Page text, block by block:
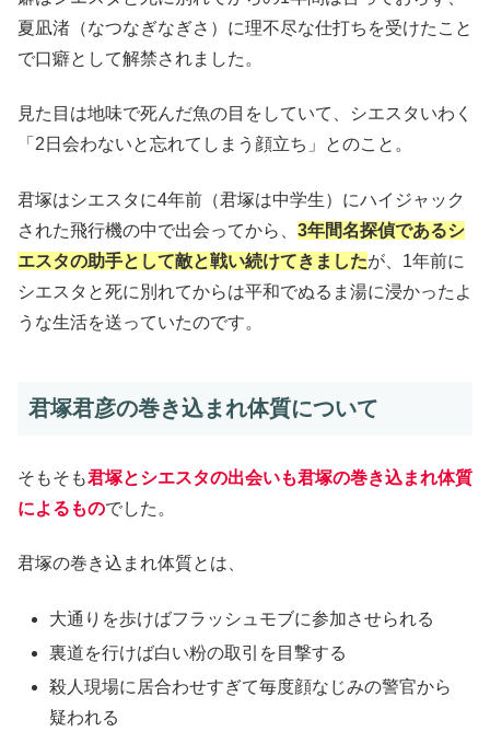
夏凪渚（なつなぎなぎさ）に理不尽な仕打ちを受けたこと
で口癖として解禁されました。
見た目は地味で死んだ魚の目をしていて、シエスタいわく
「2日会わないと忘れてしまう顔立ち」とのこと。
君塚はシエスタに4年前（君塚は中学生）にハイジャック
された飛行機の中で出会ってから、 3年間名探偵であるシ
エスタの助手として敵と戦い続けてきましたが、1年前に
シエスタと死に別れてからは平和でぬるま湯に浸かったよ
うな生活を送っていたのです。
君塚君彦の巻き込まれ体質について
そもそも君塚とシエスタの出会いも君塚の巻き込まれ体質
によるものでした。
君塚の巻き込まれ体質とは、
大通りを歩けばフラッシュモブに参加させられる
裏道を行けば白い粉の取引を目撃する
殺人現場に居合わせすぎて毎度顔なじみの警官から
疑われる